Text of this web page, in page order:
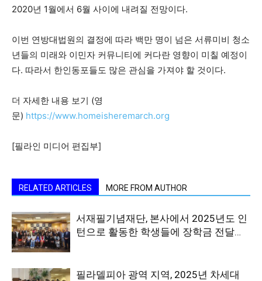
(PA/NJ/DE)
2020년 1월에서 6월 사이에 내려질 전망이다.
이번 연방대법원의 결정에 따라 백만 명이 넘은 서류미비 청소
년들의 미래와 이민자 커뮤니티에 커다란 영향이 미칠 예정이
다. 따라서 한인동포들도 많은 관심을 가져야 할 것이다.
더 자세한 내용 보기 (영
문) https://www.homeisheremarch.org
[필라인 미디어 편집부]
RELATED ARTICLES MORE FROM AUTHOR
서재필기념재단, 본사에서 2025년도 인
턴으로 활동한 학생들에 장학금 전달…
필라델피아 광역 지역, 2025년 차세대